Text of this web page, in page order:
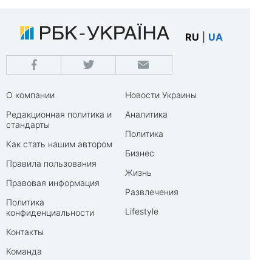
RU UA
О компании
Редакционная политика и
стандарты
Как стать нашим автором
Правила пользования
Правовая информация
Политика
конфиденциальности
Контакты
Команда
Новости Украины
Аналитика
Политика
Бизнес
Жизнь
Развлечения
Lifestyle